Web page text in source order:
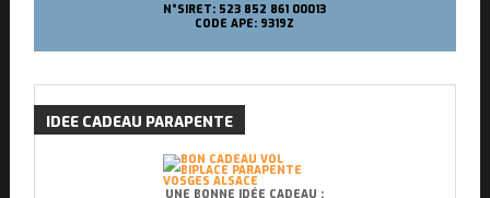
N°SIRET: 523 852 861 00013
CODE APE: 9319Z
IDEE CADEAU PARAPENTE
UNE BONNE IDÉE CADEAU :